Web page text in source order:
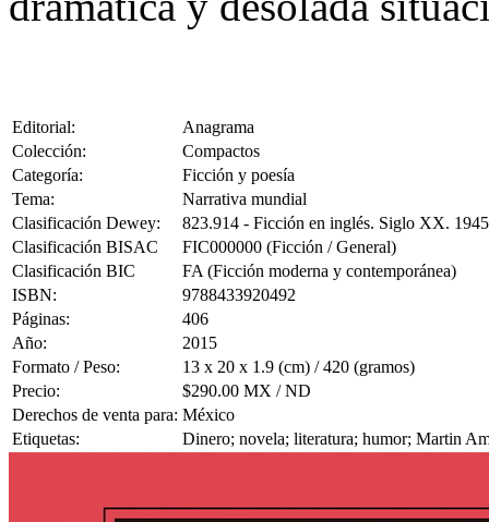
Editorial:
Anagrama
Colección:
Compactos
Categoría:
Ficción y poesía
Tema:
Narrativa mundial
Clasificación Dewey:
823.914 - Ficción en inglés. Siglo XX.
Clasificación BISAC
FIC000000 (Ficción / General)
Clasificación BIC
FA (Ficción moderna y contemporánea)
ISBN:
9788433920492
Páginas:
406
Año:
2015
Formato / Peso:
13 x 20 x 1.9 (cm) / 420 (gramos)
Precio:
$290.00 MX / ND
Derechos de venta para: México
Etiquetas:
Dinero; novela; literatura; humor; Martin